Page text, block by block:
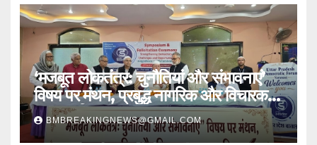
‘मजबूत लोकतंत्र: चुनौतियां और संभावनाएं’
विषय पर मंथन, प्रबुद्ध नागरिक और विचारक
हुए सम्मानित
BMBREAKINGNEWS@GMAIL.COM